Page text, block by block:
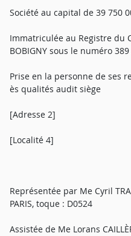
Société au capital de 39 750
Immatriculée au Registre du
BOBIGNY sous le numéro
Prise en la personne de ses
ès qualités audit siège
[Adresse 2]
[Localité 4]
Représentée par Me Cyril
PARIS, toque : D0524
Assistée de Me Lorans